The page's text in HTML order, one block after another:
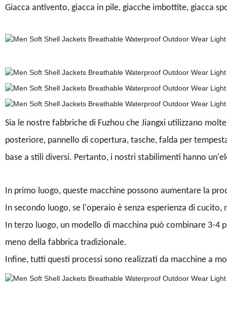
Giacca antivento, giacca in pile, giacche imbottite, giacca
Sia le nostre fabbriche di Fuzhou che Jiangxi utilizzano
posteriore, pannello di copertura, tasche, falda per
base a stili diversi. Pertanto, i nostri stabilimenti hanno
In primo luogo, queste macchine possono aumentare la
In secondo luogo, se l'operaio è senza esperienza di
In terzo luogo, un modello di macchina può combinare 3-
meno della fabbrica tradizionale.
Infine, tutti questi processi sono realizzati da macchine a